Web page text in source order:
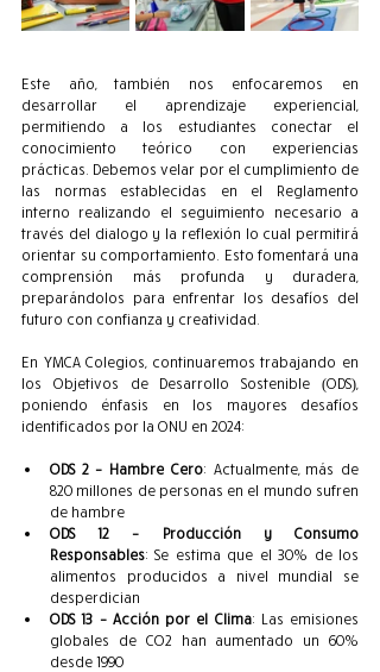
Este año, también nos enfocaremos en
desarrollar el aprendizaje experiencial,
permitiendo a los estudiantes conectar el
conocimiento teórico con experiencias
prácticas. Debemos velar por el cumplimiento de
las normas establecidas en el Reglamento
interno realizando el seguimiento necesario a
través del dialogo y la reflexión lo cual permitirá
orientar su comportamiento. Esto fomentará una
comprensión más profunda y duradera,
preparándolos para enfrentar los desafíos del
futuro con confianza y creatividad.
En YMCA Colegios, continuaremos trabajando en
los Objetivos de Desarrollo Sostenible (ODS),
poniendo énfasis en los mayores desafíos
identificados por la ONU en 2024:
ODS 2 – Hambre Cero: Actualmente, más de
820 millones de personas en el mundo sufren
de hambre
ODS 12 – Producción y Consumo
Responsables: Se estima que el 30% de los
alimentos producidos a nivel mundial se
desperdician
ODS 13 – Acción por el Clima: Las emisiones
globales de CO2 han aumentado un 60%
desde 1990